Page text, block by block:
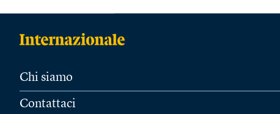
Chi siamo
Contattaci